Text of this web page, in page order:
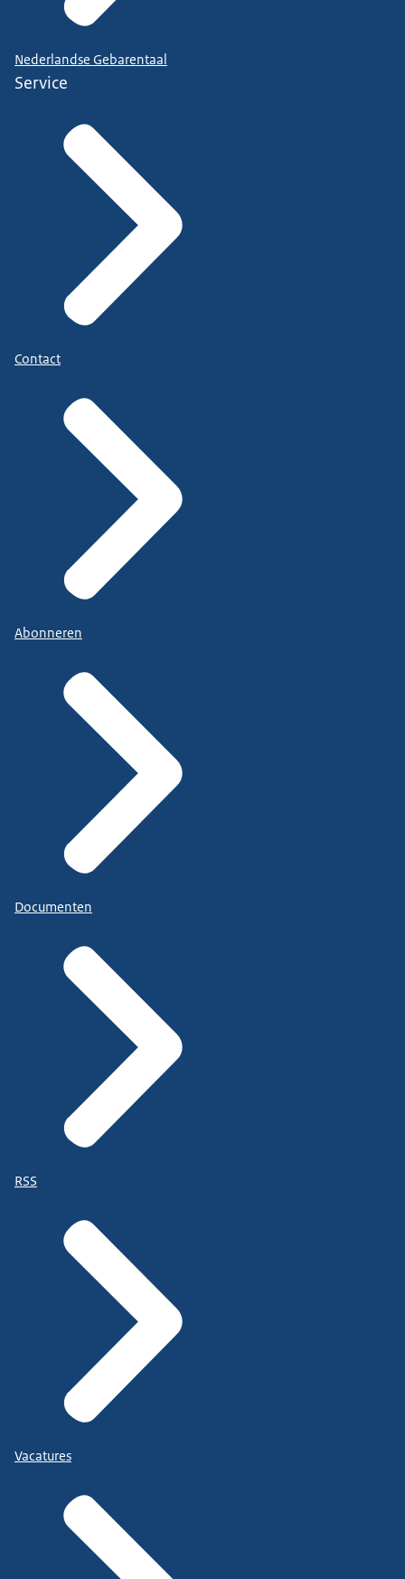
Nederlandse Gebarentaal
Service
Contact
Abonneren
Documenten
RSS
Vacatures